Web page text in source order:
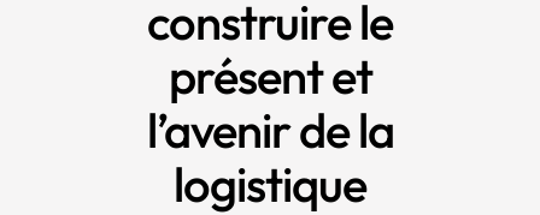
construire le
présent et
l’avenir de la
logistique